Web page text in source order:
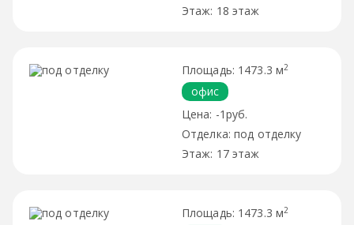
18 этаж
1473.3 м2
офис
-1руб.
под отделку
17 этаж
1473.3 м2